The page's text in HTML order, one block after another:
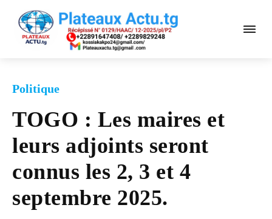
Politique
TOGO : Les maires et
leurs adjoints seront
connus les 2, 3 et 4
septembre 2025.